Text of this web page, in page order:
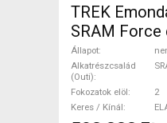
TREK
SRAM Force
tárcsafék
ELADÓ
Állapot
Alkatrészcsalád
(Outi)
Fokozatok elöl
2
Keres / Kínál